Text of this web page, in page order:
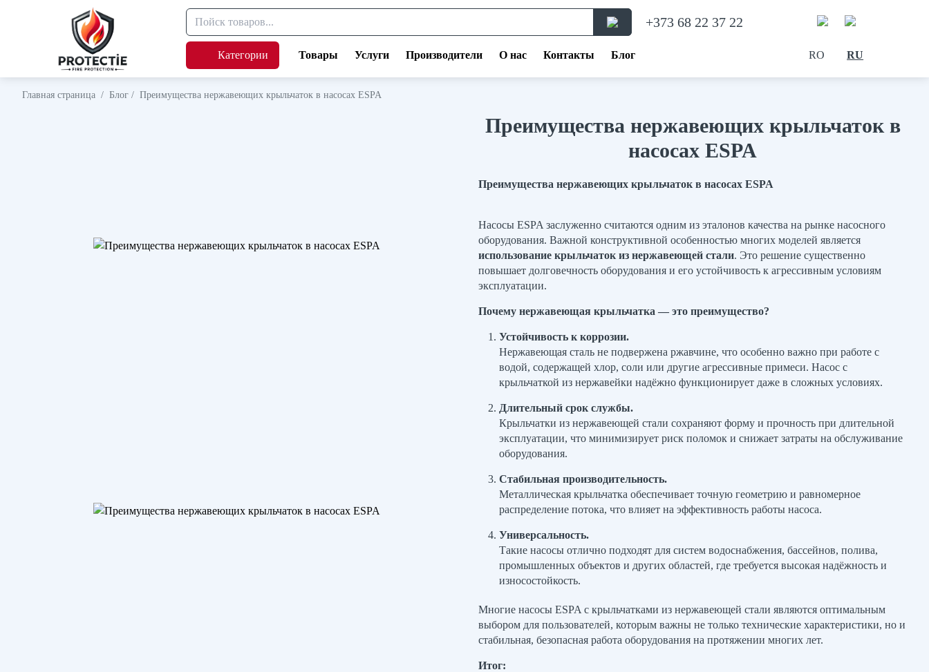
+373 68 22 37 22
Категории Товары Услуги Производители О нас Контакты Блог RO RU
Главная страница / Блог / Преимущества нержавеющих крыльчаток в насосах ESPA
Преимущества нержавеющих крыльчаток в
насосах ESPA
Преимущества нержавеющих крыльчаток в насосах ESPA
Насосы ESPA заслуженно считаются одним из эталонов качества на рынке насосного
оборудования. Важной конструктивной особенностью многих моделей является
использование крыльчаток из нержавеющей стали. Это решение существенно
повышает долговечность оборудования и его устойчивость к агрессивным условиям
эксплуатации.
Почему нержавеющая крыльчатка — это преимущество?
Устойчивость к коррозии.
Нержавеющая сталь не подвержена ржавчине, что особенно важно при работе с
водой, содержащей хлор, соли или другие агрессивные примеси. Насос с
крыльчаткой из нержавейки надёжно функционирует даже в сложных условиях.
Длительный срок службы.
Крыльчатки из нержавеющей стали сохраняют форму и прочность при длительной
эксплуатации, что минимизирует риск поломок и снижает затраты на обслуживание
оборудования.
Стабильная производительность.
Металлическая крыльчатка обеспечивает точную геометрию и равномерное
распределение потока, что влияет на эффективность работы насоса.
Универсальность.
Такие насосы отлично подходят для систем водоснабжения, бассейнов, полива,
промышленных объектов и других областей, где требуется высокая надёжность и
износостойкость.
Многие насосы ESPA с крыльчатками из нержавеющей стали являются оптимальным
выбором для пользователей, которым важны не только технические характеристики, но и
стабильная, безопасная работа оборудования на протяжении многих лет.
Итог: